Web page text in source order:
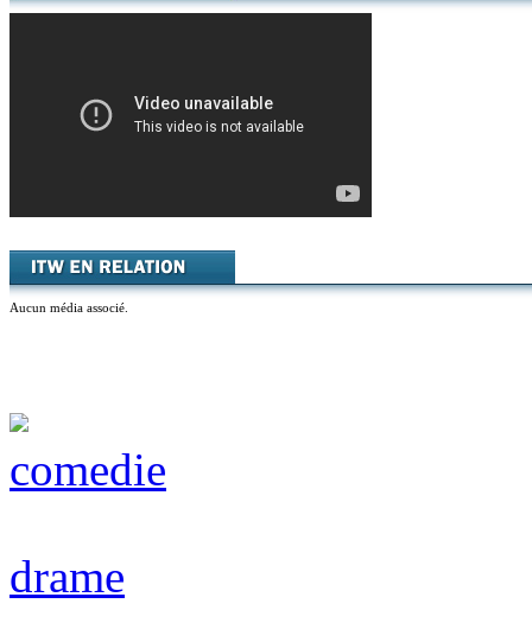
Aucun média associé.
comedie
drame